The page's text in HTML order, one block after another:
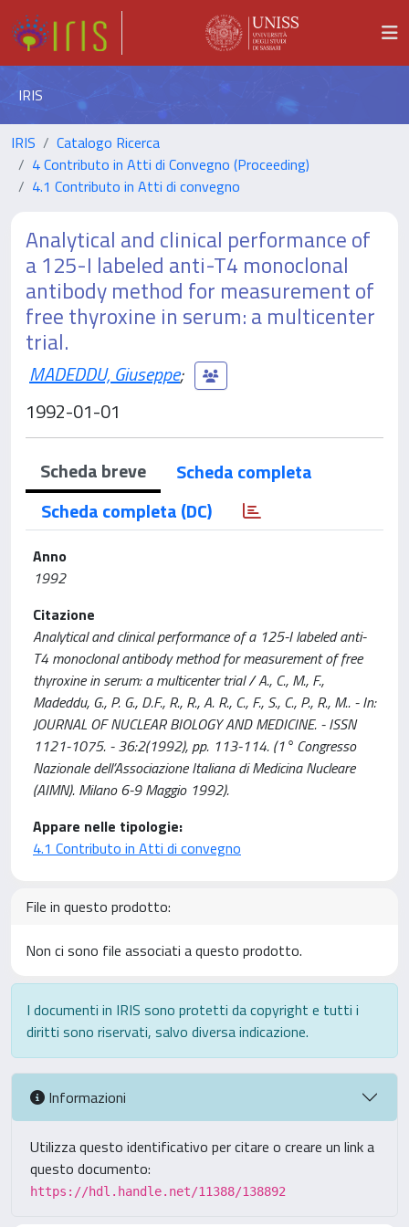
IRIS
IRIS
Catalogo Ricerca
4 Contributo in Atti di Convegno (Proceeding)
4.1 Contributo in Atti di convegno
Analytical and clinical performance of
a 125-I labeled anti-T4 monoclonal
antibody method for measurement of
free thyroxine in serum: a multicenter
trial.
MADEDDU, Giuseppe;
1992-01-01
Scheda breve
Scheda completa
Scheda completa (DC)
Anno
1992
Citazione
Analytical and clinical performance of a 125-I labeled anti-
T4 monoclonal antibody method for measurement of free
thyroxine in serum: a multicenter trial / A., C., M., F.,
Madeddu, G., P. G., D.F., R., R., A. R., C., F., S., C., P., R., M.. - In:
JOURNAL OF NUCLEAR BIOLOGY AND MEDICINE. - ISSN
1121-1075. - 36:2(1992), pp. 113-114. (1° Congresso
Nazionale dell’Associazione Italiana di Medicina Nucleare
(AIMN). Milano 6-9 Maggio 1992).
Appare nelle tipologie:
4.1 Contributo in Atti di convegno
File in questo prodotto:
Non ci sono file associati a questo prodotto.
I documenti in IRIS sono protetti da copyright e tutti i
diritti sono riservati, salvo diversa indicazione.
Informazioni
Utilizza questo identificativo per citare o creare un link a
questo documento:
https://hdl.handle.net/11388/138892